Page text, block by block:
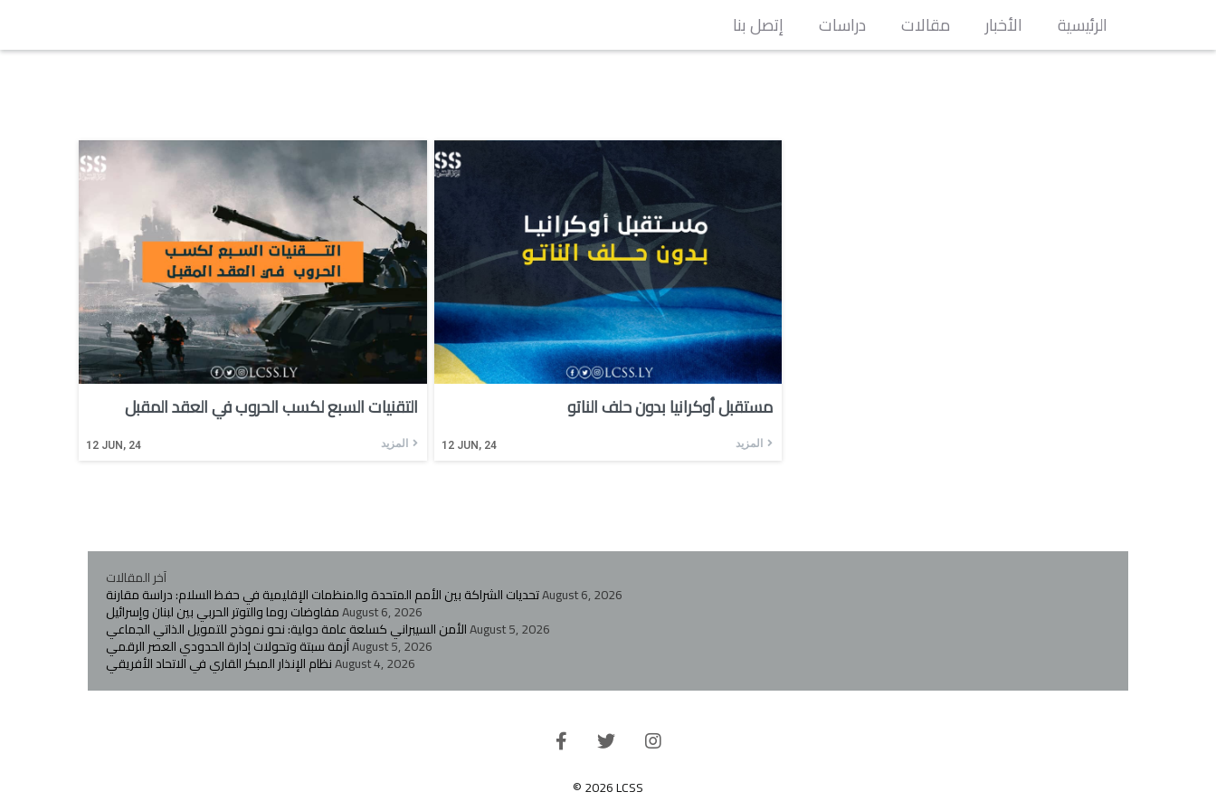
إتصل بنا دراسات مقالات الأخبار الرئيسية
التقنيات السبع لكسب الحروب في العقد المقبل
12 JUN, 24 المزيد
مستقبل أوكرانيا بدون حلف الناتو
12 JUN, 24 المزيد
آخر المقالات
تحديات الشراكة بين الأمم المتحدة والمنظمات الإقليمية في حفظ السلام: دراسة مقارنةAugust 6, 2026
مفاوضات روما والتوتر الحربي بين لبنان وإسرائيلAugust 6, 2026
الأمن السيبراني كسلعة عامة دولية: نحو نموذج للتمويل الذاتي الجماعيAugust 5, 2026
أزمة سبتة وتحولات إدارة الحدودي العصر الرقميAugust 5, 2026
نظام الإنذار المبكر القاري في الاتحاد الأفريقيAugust 4, 2026
© 2026 LCSS